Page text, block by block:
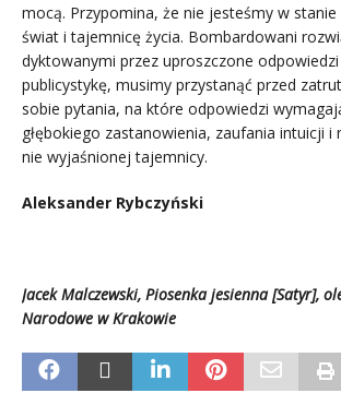
mocą. Przypomina, że nie jesteśmy w
świat i tajemnicę życia. Bombardowani
dyktowanymi przez uproszczone
publicystykę, musimy przystanąć przed
sobie pytania, na które odpowiedzi
głębokiego zastanowienia, zaufania intuicji i
nie wyjaśnionej tajemnicy.
Aleksander Rybczyński
Jacek Malczewski, Piosenka jesienna [Satyr],
Narodowe w Krakowie